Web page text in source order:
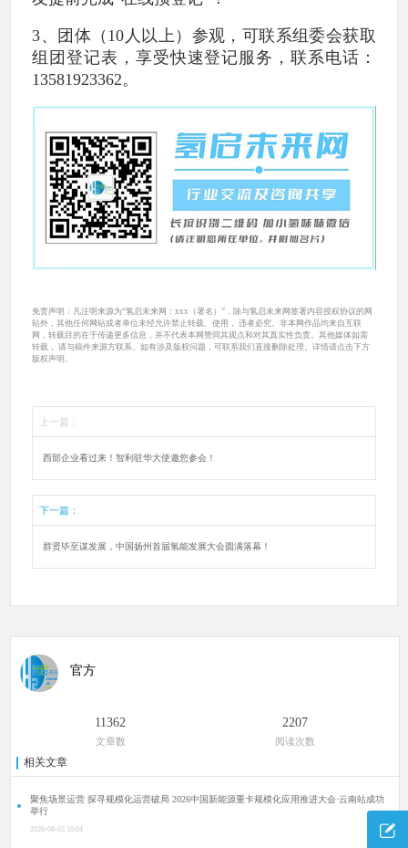
3、团体（10人以上）参观，可联系组委会获取
组团登记表，享受快速登记服务，联系电话：
13581923362。
免责声明：凡注明来源为“氢启未来网：xxx（署名）”，除与氢启未来网签署内容授权协议的网
站外，其他任何网站或者单位未经允许禁止转载、使用， 违者必究。非本网作品均来自互联
网，转载目的在于传递更多信息，并不代表本网赞同其观点和对其真实性负责。其他媒体如需
转载， 请与稿件来源方联系。如有涉及版权问题，可联系我们直接删除处理。详情请点击下方
版权声明。
上一篇：
西部企业看过来！智利驻华大使邀您参会！
下一篇：
群贤毕至谋发展，中国扬州首届氢能发展大会圆满落幕！
官方
11362
文章数
2207
阅读次数
相关文章
聚焦场景运营 探寻规模化运营破局 2026中国新能源重卡规模化应用推进大会·云南站成功
举行
2026-08-03 10:04